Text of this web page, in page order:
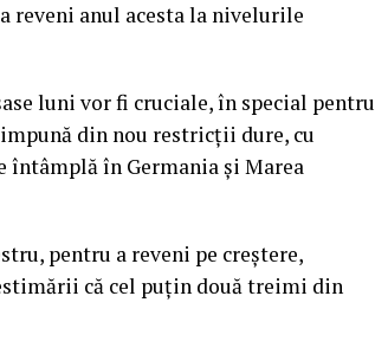
reveni anul acesta la nivelurile
luni vor fi cruciale, în special pentru
din nou restricții dure, cu
în Germania şi Marea
pentru a reveni pe creştere,
că cel puţin două treimi din